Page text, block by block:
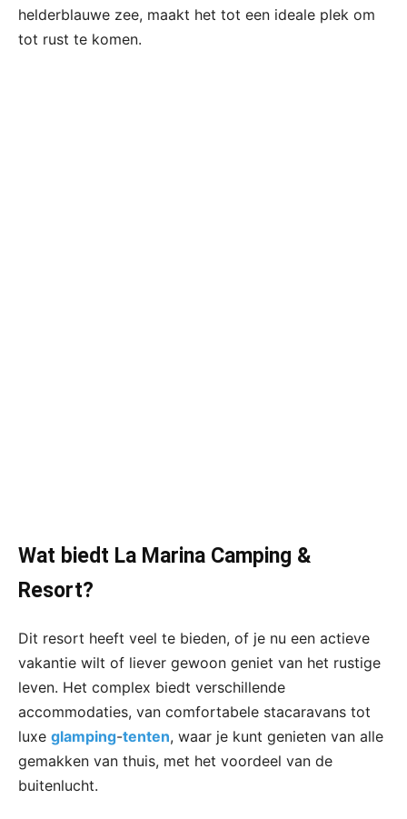
helderblauwe zee, maakt het tot een ideale plek om
tot rust te komen.
Wat biedt La Marina Camping &
Resort?
Dit resort heeft veel te bieden, of je nu een actieve
vakantie wilt of liever gewoon geniet van het rustige
leven. Het complex biedt verschillende
accommodaties, van comfortabele stacaravans tot
luxe glamping-tenten, waar je kunt genieten van alle
gemakken van thuis, met het voordeel van de
buitenlucht.